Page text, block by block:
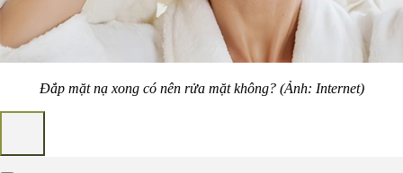
Đắp mặt nạ xong có nên rửa mặt không? (Ảnh: Internet)